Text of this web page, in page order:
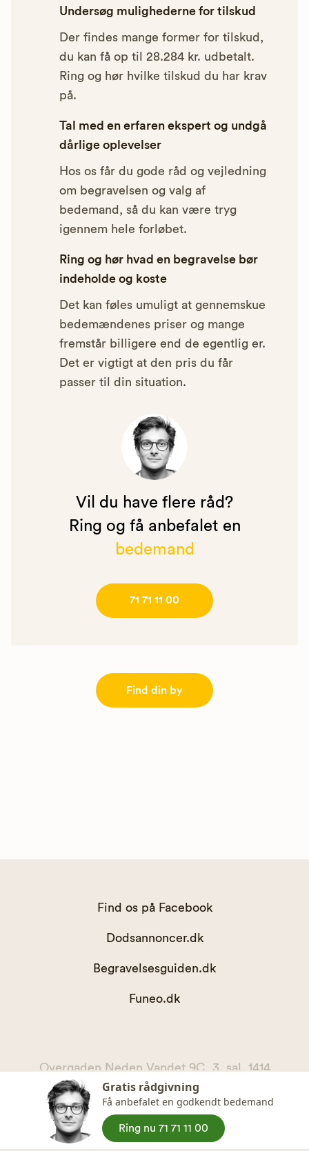
Undersøg mulighederne for tilskud
Der findes mange former for tilskud,
du kan få op til 28.284 kr. udbetalt.
Ring og hør hvilke tilskud du har krav
på.
Tal med en erfaren ekspert og undgå
dårlige oplevelser
Hos os får du gode råd og vejledning
om begravelsen og valg af
bedemand, så du kan være tryg
igennem hele forløbet.
Ring og hør hvad en begravelse bør
indeholde og koste
Det kan føles umuligt at gennemskue
bedemændenes priser og mange
fremstår billigere end de egentlig er.
Det er vigtigt at den pris du får
passer til din situation.
Vil du have flere råd?
Ring og få anbefalet en
bedemand
71 71 11 00
Find din by
Find os på Facebook
Dodsannoncer.dk
Begravelsesguiden.dk
Funeo.dk
Overgaden Neden Vandet 9C, 3. sal, 1414
København K
kontakt@begravelsesguiden.dk, telefon 71 71 11 00
CVR. 36065567
Gratis rådgivning
Få anbefalet en godkendt bedemand
Ring nu 71 71 11 00